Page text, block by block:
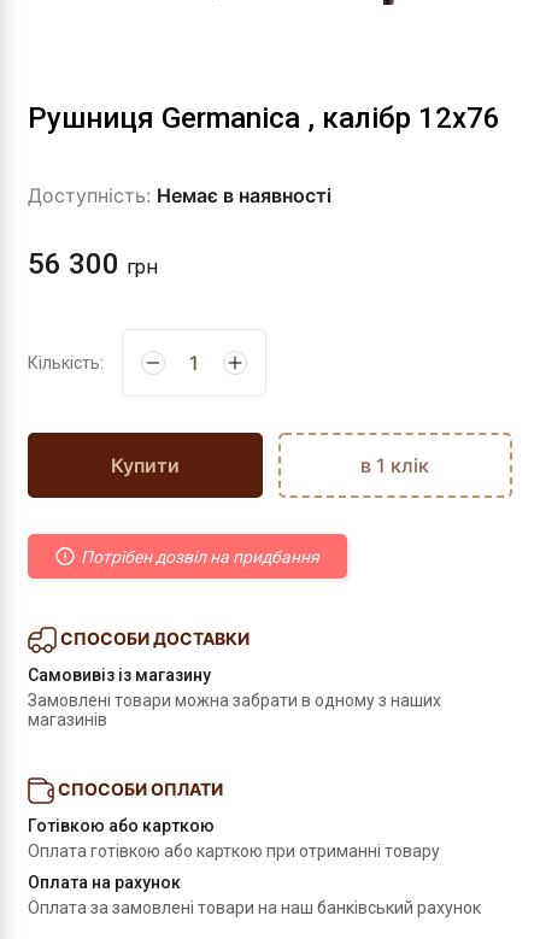
Рушниця Germanica , калібр 12х76
Доступність: Немає в наявності
56 300 грн
Кількість:
Купити в 1 клік
Потрібен дозвіл на придбання
СПОСОБИ ДОСТАВКИ
Самовивіз із магазину
Замовлені товари можна забрати в одному з наших
магазинів
СПОСОБИ ОПЛАТИ
Готівкою або карткою
Оплата готівкою або карткою при отриманні товару
Оплата на рахунок
Оплата за замовлені товари на наш банківський рахунок